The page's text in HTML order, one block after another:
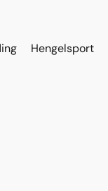
Hengelsport